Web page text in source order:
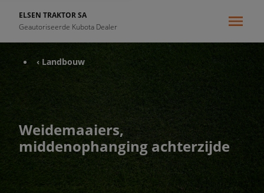
ELSEN TRAKTOR SA
Geautoriseerde Kubota Dealer
‹ Landbouw
Weidemaaiers,
middenophanging achterzijde